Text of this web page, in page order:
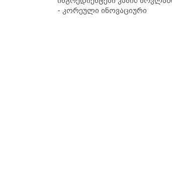
- კორეული ინოვაციური